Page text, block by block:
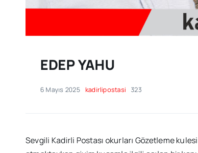
EDEP YAHU
6 Mayıs 2025 kadirlipostasi 323
Sevgili Kadirli Postası okurları Gözetleme